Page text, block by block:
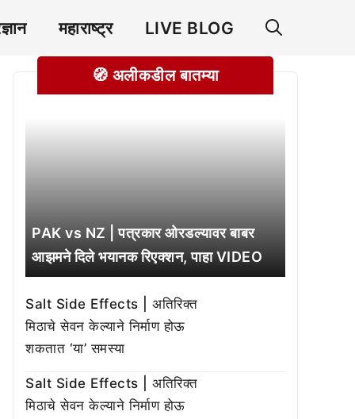
महाराष्ट्र LIVE BLOG
🧭 अलीकडील बातम्या
PAK vs NZ | पत्रकार ओरडल्यावर बाबर
आझमने दिले भयानक रिएक्शन, पाहा VIDEO
Salt Side Effects | अतिरिक्त
मिठाचे सेवन केल्याने निर्माण होऊ
शकतात ‘या’ समस्या
Salt Side Effects | अतिरिक्त
मिठाचे सेवन केल्याने निर्माण होऊ